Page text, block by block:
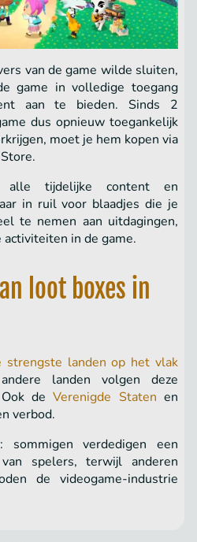
van de game wilde sluiten,
game in volledige toegang
aan te bieden. Sinds 2
dus opnieuw toegankelijk
moet je hem kopen via
tijdelijke content en
in ruil voor blaadjes die je
te nemen aan uitdagingen,
in de game.
loot boxes in
landen op het vlak
landen volgen deze
Ook deVerenigde Staten en
verbod.
verdedigen een
spelers, terwijl anderen
de videogame-industrie